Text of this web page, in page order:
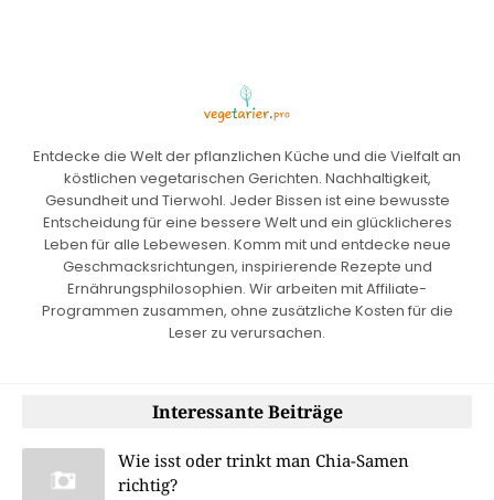
Entdecke die Welt der pflanzlichen Küche und die Vielfalt an
köstlichen vegetarischen Gerichten. Nachhaltigkeit,
Gesundheit und Tierwohl. Jeder Bissen ist eine bewusste
Entscheidung für eine bessere Welt und ein glücklicheres
Leben für alle Lebewesen. Komm mit und entdecke neue
Geschmacksrichtungen, inspirierende Rezepte und
Ernährungsphilosophien. Wir arbeiten mit Affiliate-
Programmen zusammen, ohne zusätzliche Kosten für die
Leser zu verursachen.
Interessante Beiträge
Wie isst oder trinkt man Chia-Samen
richtig?